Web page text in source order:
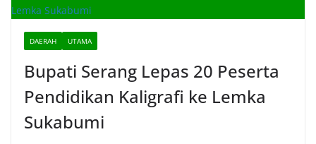
DAERAH UTAMA
Bupati Serang Lepas 20 Peserta
Pendidikan Kaligrafi ke Lemka
Sukabumi